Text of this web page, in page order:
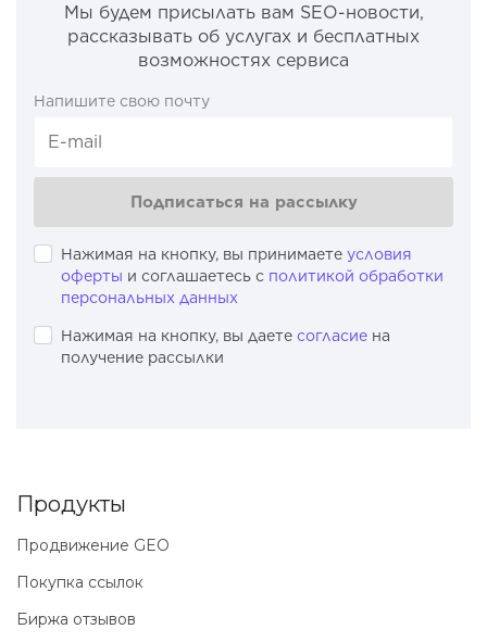
Мы будем присылать вам SEO-новости,
рассказывать об услугах и бесплатных
возможностях сервиса
Напишите свою почту
Подписаться на рассылку
Нажимая на кнопку, вы принимаете условия
оферты и соглашаетесь с политикой обработки
персональных данных
Нажимая на кнопку, вы даете согласие на
получение рассылки
Продукты
Продвижение GEO
Покупка ссылок
Биржа отзывов